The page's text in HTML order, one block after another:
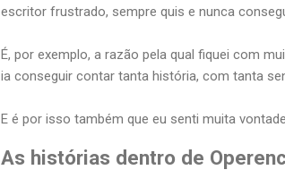
escritor frustrado, sempre quis e nunca
É, por exemplo, a razão pela qual fiquei com
ia conseguir contar tanta história, com tanta
E é por isso também que eu senti muita
As histórias dentro de